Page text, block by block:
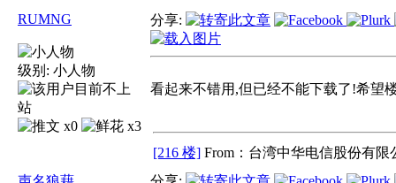
RUMNG
级别: 小人物
x0 x3
分享:
看起来不错用,但已经不能下载了!希望
[216 楼] From：台湾中华电信股份有限